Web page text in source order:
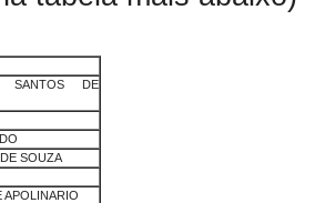
SANTOS DE
SOUZA
APOLINARIO